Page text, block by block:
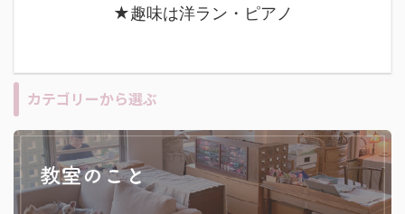
★趣味は洋ラン・ピアノ
カテゴリーから選ぶ